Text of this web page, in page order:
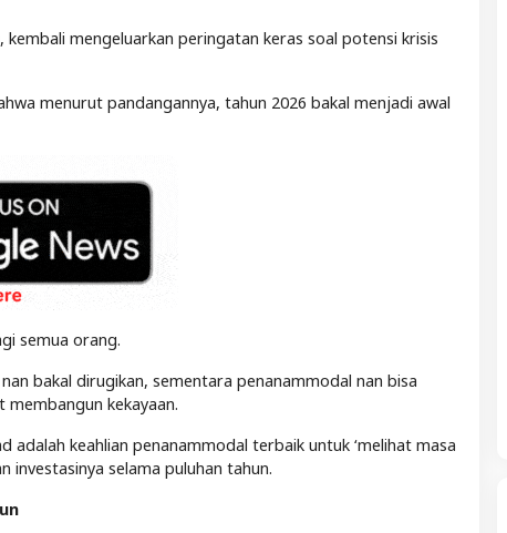
mengeluarkan peringatan keras soal potensi krisis
menurut pandangannya, tahun 2026 bakal menjadi awal
semua orang.
bakal dirugikan, sementara penanammodal nan bisa
kekayaan.
adalah keahlian penanammodal terbaik untuk ‘melihat masa
investasinya selama puluhan tahun.